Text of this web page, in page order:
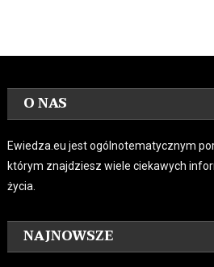
O NAS
Ewiedza.eu jest ogólnotematycznym
którym znajdziesz wiele ciekawych
życia.
NAJNOWSZE